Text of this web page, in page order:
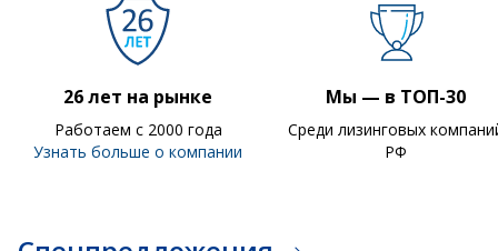
26 лет на рынке
Работаем с 2000 года
Узнать больше о компании
Мы — в ТОП-30
Среди лизинговых
РФ